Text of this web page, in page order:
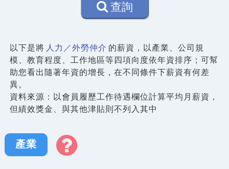
查詢
以下是將 人力／外勞仲介 的薪資，以產業、公司規
模、教育程度、工作地區等四項向度依年資排序；可幫
助您看出隨著年資的增長，在不同條件下薪資有何差
異。
資料來源：以會員履歷工作待遇欄位計算平均月薪資，
但績效獎金、與其他津貼則不列入其中
產業